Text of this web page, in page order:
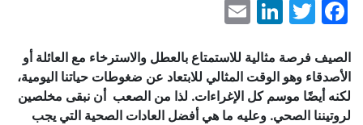
Facebook
Twitter
LinkedIn
الصيف فرصة مثالية للاستمتاع بالعطل والاسترخاء مع العائلة أو
الأصدقاء وهو الوقت المثالي للابتعاد عن ضغوطات حياتنا اليومية،
لكنه أيضًا موسم كل الإغراءات. لذا من الصعب أن نبقى مخلصين
لروتيننا الصحي. وعليه ما هي أفضل العادات الصحية التي يجب